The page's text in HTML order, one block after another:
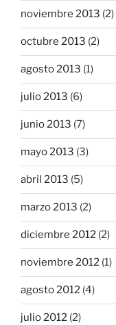
noviembre 2013 (2)
octubre 2013 (2)
agosto 2013 (1)
julio 2013 (6)
junio 2013 (7)
mayo 2013 (3)
abril 2013 (5)
marzo 2013 (2)
diciembre 2012 (2)
noviembre 2012 (1)
agosto 2012 (4)
julio 2012 (2)